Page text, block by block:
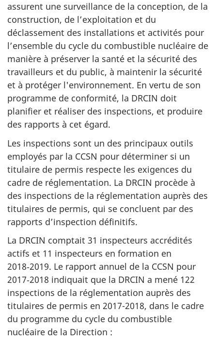
assurent une surveillance de la conception, de la
construction, de l’exploitation et du
déclassement des installations et activités pour
l’ensemble du cycle du combustible nucléaire de
manière à préserver la santé et la sécurité des
travailleurs et du public, à maintenir la sécurité
et à protéger l'environnement. En vertu de son
programme de conformité, la DRCIN doit
planifier et réaliser des inspections, et produire
des rapports à cet égard.
Les inspections sont un des principaux outils
employés par la CCSN pour déterminer si un
titulaire de permis respecte les exigences du
cadre de réglementation. La DRCIN procède à
des inspections de la réglementation auprès des
titulaires de permis, qui se concluent par des
rapports d’inspection définitifs.
La DRCIN comptait 31 inspecteurs accrédités
actifs et 11 inspecteurs en formation en
2018‑2019. Le rapport annuel de la CCSN pour
2017‑2018 indiquait que la DRCIN a mené 122
inspections de la réglementation auprès des
titulaires de permis en 2017-2018, dans le cadre
du programme du cycle du combustible
nucléaire de la Direction :